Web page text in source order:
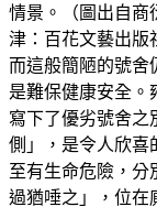
情景。（圖出自商
津：百花文藝出版
而這般簡陋的號舍
是難保健康安全。
寫下了優劣號舍之
側」，是令人欣喜
至有生命危險，分
過猶唾之」，位在